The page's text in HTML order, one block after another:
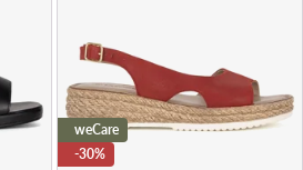
weCare
-30%